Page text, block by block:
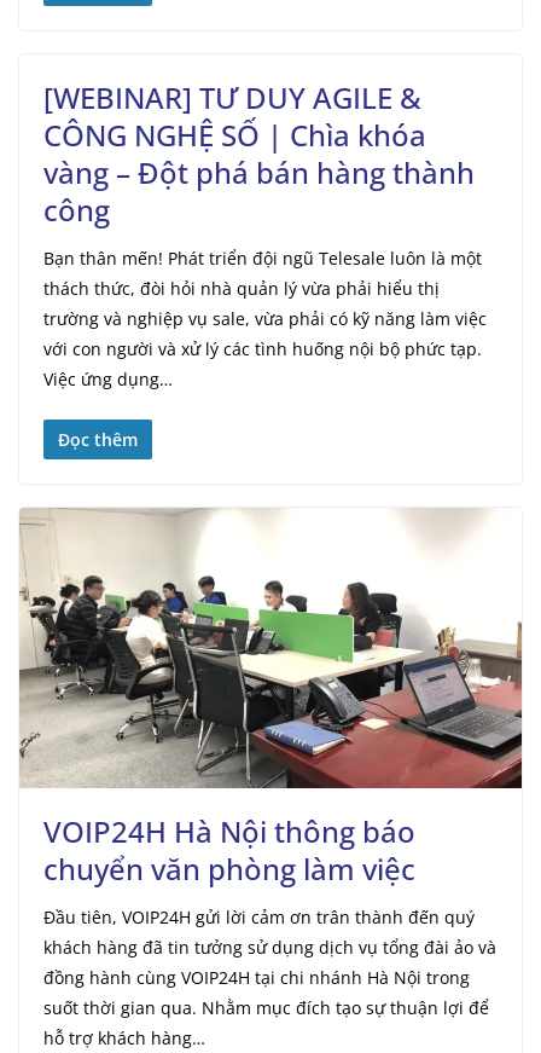
[WEBINAR] TƯ DUY AGILE &
CÔNG NGHỆ SỐ | Chìa khóa
vàng – Đột phá bán hàng thành
công
Bạn thân mến! Phát triển đội ngũ Telesale luôn là một
thách thức, đòi hỏi nhà quản lý vừa phải hiểu thị
trường và nghiệp vụ sale, vừa phải có kỹ năng làm việc
với con người và xử lý các tình huống nội bộ phức tạp.
Việc ứng dụng…
Đọc thêm
VOIP24H Hà Nội thông báo
chuyển văn phòng làm việc
Đầu tiên, VOIP24H gửi lời cảm ơn trân thành đến quý
khách hàng đã tin tưởng sử dụng dịch vụ tổng đài ảo và
đồng hành cùng VOIP24H tại chi nhánh Hà Nội trong
suốt thời gian qua. Nhằm mục đích tạo sự thuận lợi để
hỗ trợ khách hàng…